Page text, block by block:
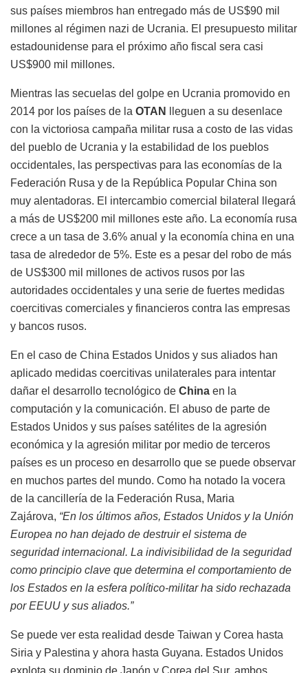
sus países miembros han entregado más de US$90 mil
millones al régimen nazi de Ucrania. El presupuesto militar
estadounidense para el próximo año fiscal sera casi
US$900 mil millones.
Mientras las secuelas del golpe en Ucrania promovido en
2014 por los países de la OTAN
lleguen a su desenlace
con la victoriosa campaña militar rusa a costo de las vidas
del pueblo de Ucrania y la estabilidad de los pueblos
occidentales, las perspectivas para las economías de la
Federación Rusa y de la República Popular China son
muy alentadoras. El intercambio comercial bilateral llegará
a más de US$200 mil millones este año. La economía rusa
crece a un tasa de 3.6% anual y la economía china en una
tasa de alrededor de 5%. Este es a pesar del robo de más
de US$300 mil millones de activos rusos por las
autoridades occidentales y una serie de fuertes medidas
coercitivas comerciales y financieros contra las empresas
y bancos rusos.
En el caso de China Estados Unidos y sus aliados han
aplicado medidas coercitivas unilaterales para intentar
dañar el desarrollo tecnológico de China en la
computación y la comunicación. El abuso de parte de
Estados Unidos y sus países satélites de la agresión
económica y la agresión militar por medio de terceros
países es un proceso en desarrollo que se puede observar
en muchos partes del mundo. Como ha notado la vocera
de la cancillería de la Federación Rusa, Maria
Zajárova, “En los últimos años, Estados Unidos y la Unión
Europea no han dejado de destruir el sistema de
seguridad internacional. La indivisibilidad de la seguridad
como principio clave que determina el comportamiento de
los Estados en la esfera político-militar ha sido rechazada
por EEUU y sus aliados.”
Se puede ver esta realidad desde Taiwan y Corea hasta
Siria y Palestina y ahora hasta Guyana. Estados Unidos
explota su dominio de Japón y Corea del Sur, ambos